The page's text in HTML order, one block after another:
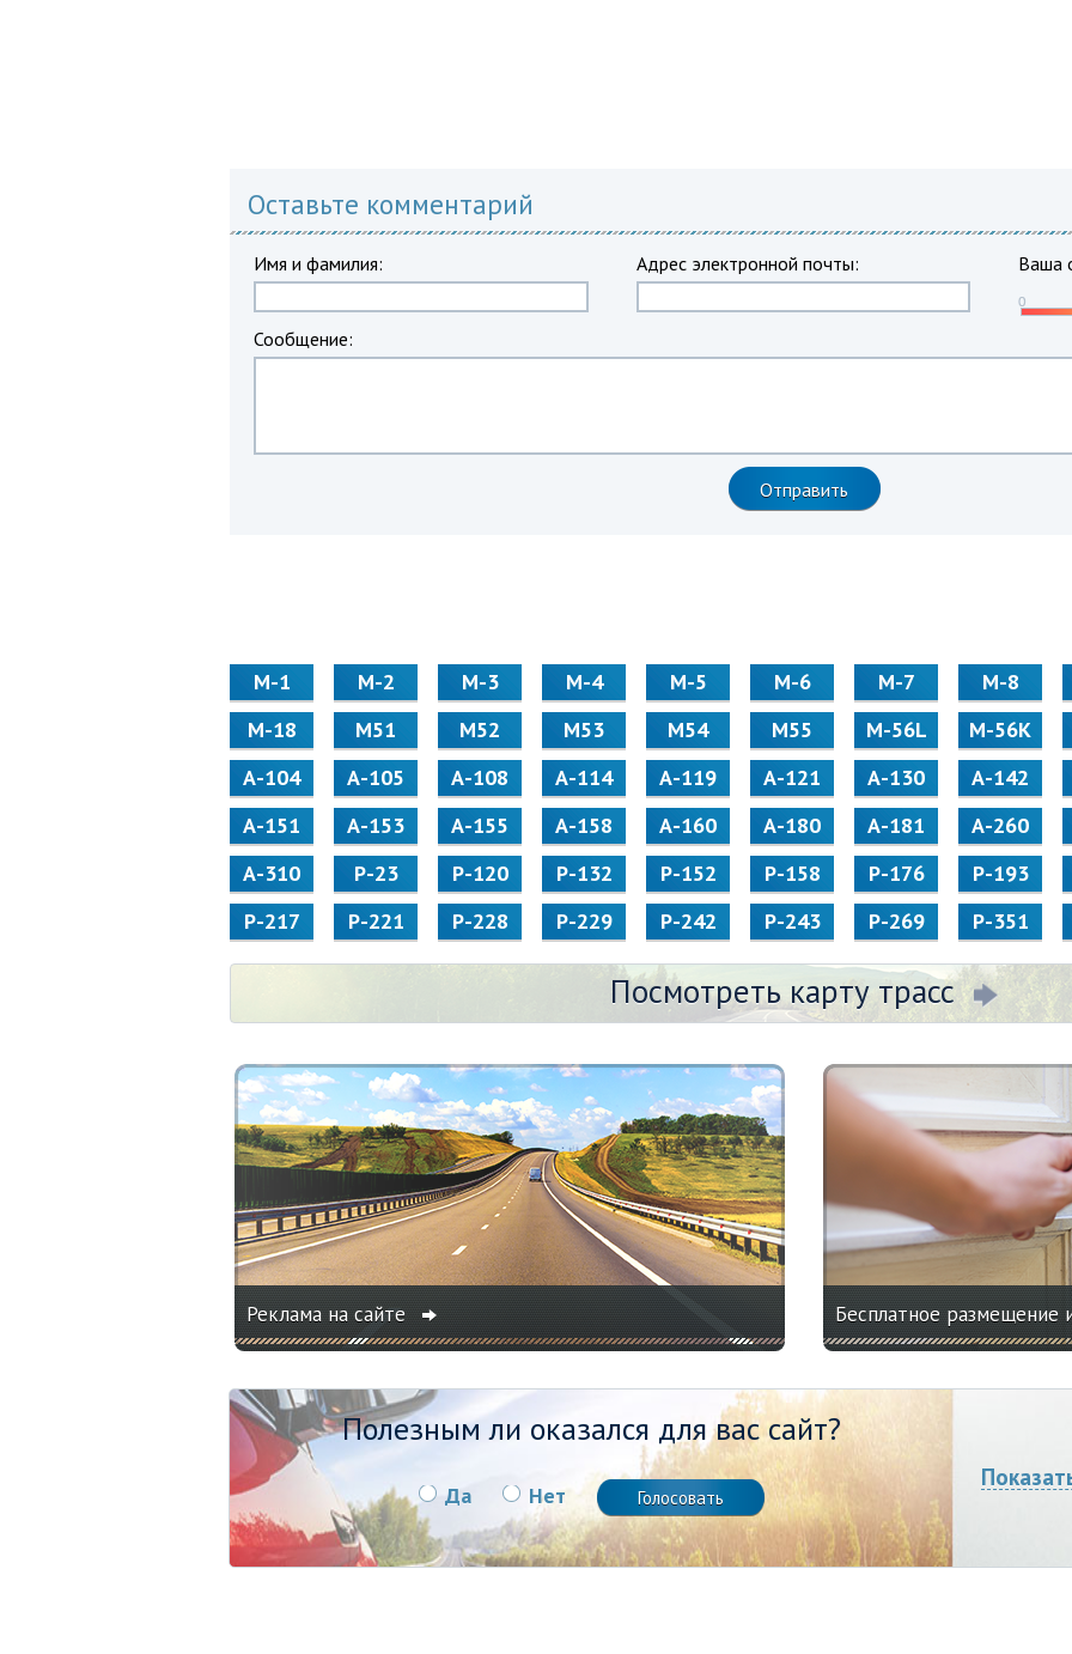
Оставьте комментарий
Имя и фамилия: Адрес электронной почты: Ваша
Сообщение:
М-1 М-2 М-3 М-4 М-5 М-6 М-7 М-8
М-18
М51 М52 М53 М54 М55 M-56L M-56K
А-104
А-105 А-108 А-114 А-119 А-121 А-130 А-142
А-151
А-153 А-155 А-158 А-160 А-180 А-181 А-260
А-310
Р-23 Р-120 Р-132 Р-152 Р-158 Р-176 Р-193
Р-217
Р-221 Р-228 Р-229 Р-242 Р-243 Р-269 Р-351
Посмотреть карту трасс
Реклама на сайте Бесплатное
Полезным ли оказался для вас сайт?
Да Нет